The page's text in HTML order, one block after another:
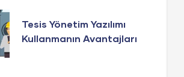
Tesis Yönetim Yazılımı
Kullanmanın Avantajları